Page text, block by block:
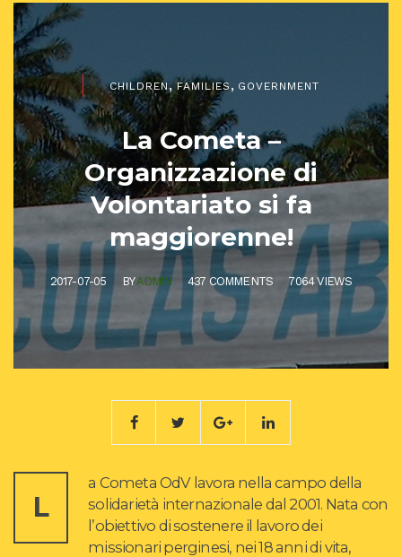
CHILDREN,FAMILIES , GOVERNMENT
La Cometa –
Organizzazione di
Volontariato si fa
maggiorenne!
2017-07-05 BYADMIN 437 COMMENTS 7064 VIEWS
L
a Cometa OdV lavora nella campo della
solidarietà internazionale dal 2001. Nata con
l’obiettivo di sostenere il lavoro dei
missionari perginesi, nei 18 anni di vita,